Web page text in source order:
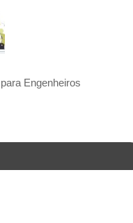
Engenheiros